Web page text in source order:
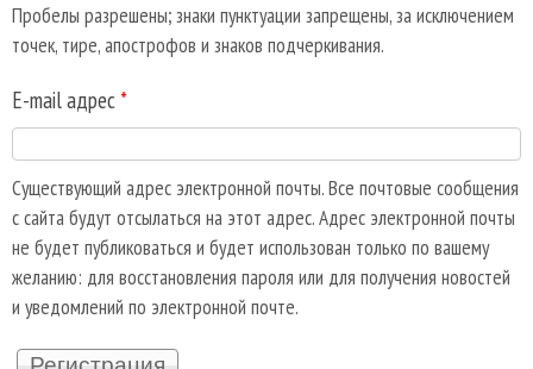
Пробелы разрешены; знаки пунктуации запрещены, за исключением
точек, тире, апострофов и знаков подчеркивания.
E-mail адрес *
Существующий адрес электронной почты. Все почтовые сообщения
с сайта будут отсылаться на этот адрес. Адрес электронной почты
не будет публиковаться и будет использован только по вашему
желанию: для восстановления пароля или для получения новостей
и уведомлений по электронной почте.